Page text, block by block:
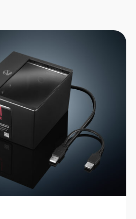
и надежности
и Вы во
—
ограничений,
час, бесплатная